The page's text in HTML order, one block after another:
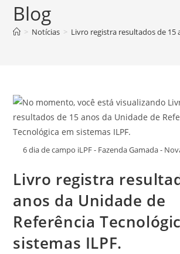
Blog
> Notícias > Livro registra resultados de 15
6 dia de campo iLPF - Fazenda Gamada -
Livro registra
anos da Unidade de
Referência
sistemas ILPF.